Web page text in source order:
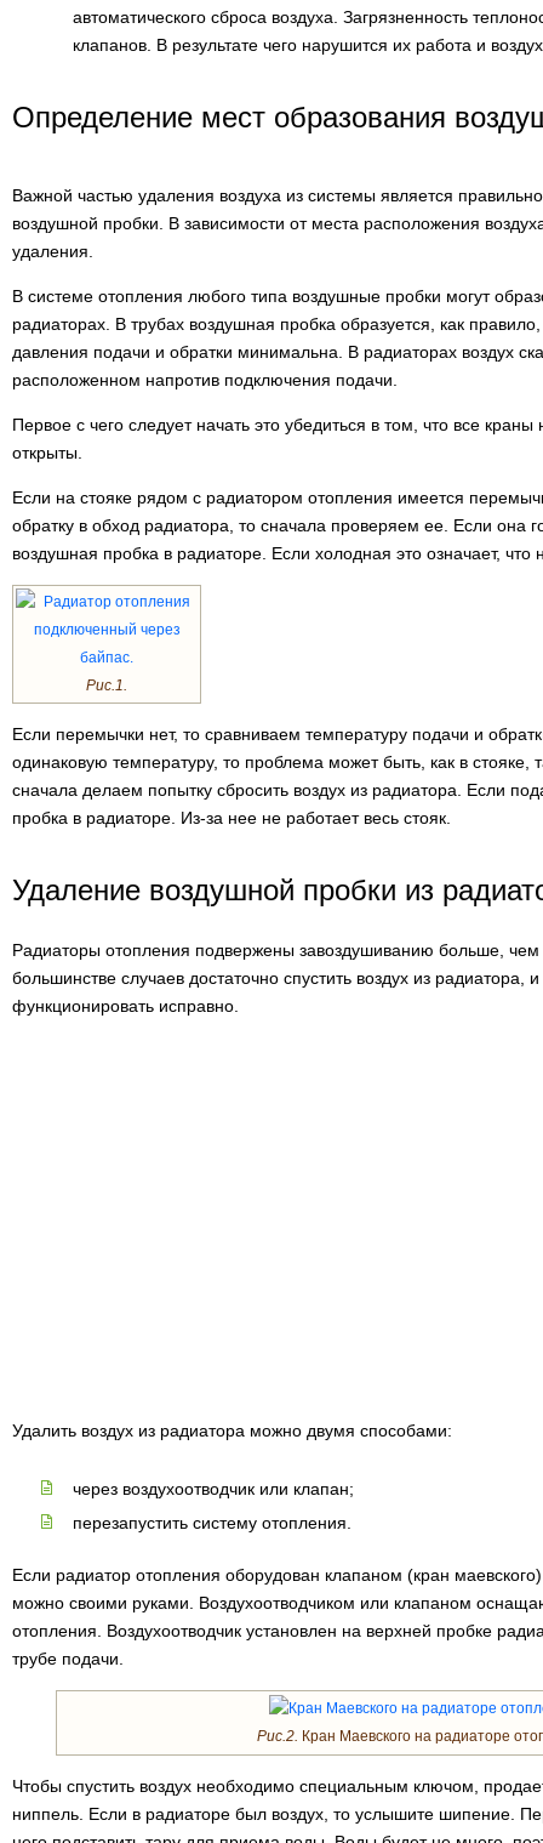
автоматического сброса воздуха. Загрязненность
клапанов. В результате чего нарушится их работа и
Определение мест образования
Важной частью удаления воздуха из системы является
воздушной пробки. В зависимости от места расположения
удаления.
В системе отопления любого типа воздушные пробки могут
радиаторах. В трубах воздушная пробка образуется, как
давления подачи и обратки минимальна. В радиаторах воздух
расположенном напротив подключения подачи.
Первое с чего следует начать это убедиться в том, что все
открыты.
Если на стояке рядом с радиатором отопления имеется
обратку в обход радиатора, то сначала проверяем ее. Если она
воздушная пробка в радиаторе. Если холодная это означает, что
Рис.1.
Если перемычки нет, то сравниваем температуру подачи и
одинаковую температуру, то проблема может быть, как в стояке,
сначала делаем попытку сбросить воздух из радиатора. Если
пробка в радиаторе. Из-за нее не работает весь стояк.
Удаление воздушной пробки из
Радиаторы отопления подвержены завоздушиванию больше,
большинстве случаев достаточно спустить воздух из радиатора,
функционировать исправно.
Удалить воздух из радиатора можно двумя способами:
через воздухоотводчик или клапан;
перезапустить систему отопления.
Если радиатор отопления оборудован клапаном (кран
можно своими руками. Воздухоотводчиком или клапаном
отопления. Воздухоотводчик установлен на верхней пробке
трубе подачи.
Рис.2. Кран Маевского на радиаторе
Чтобы спустить воздух необходимо специальным ключом,
ниппель. Если в радиаторе был воздух, то услышите шипение.